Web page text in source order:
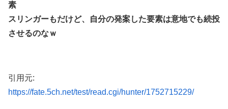
素
スリンガーもだけど、自分の発案した要素は意地でも続投
させるのなｗ
引用元:
https://fate.5ch.net/test/read.cgi/hunter/1752715229/